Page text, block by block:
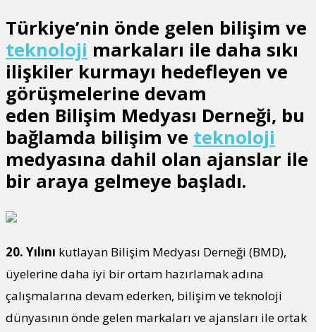
Türkiye’nin önde gelen bilişim ve
teknoloji markaları ile daha sıkı
ilişkiler kurmayı hedefleyen ve
görüşmelerine devam
eden Bilişim Medyası Derneği, bu
bağlamda bilişim ve teknoloji
medyasına dahil olan ajanslar ile
bir araya gelmeye başladı.
20. Yılını kutlayan Bilişim Medyası Derneği (BMD),
üyelerine daha iyi bir ortam hazırlamak adına
çalışmalarına devam ederken, bilişim ve teknoloji
dünyasının önde gelen markaları ve ajansları ile ortak